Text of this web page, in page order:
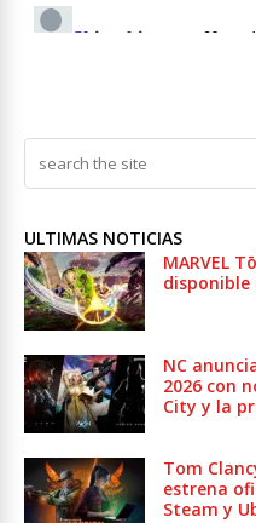
ULTIMAS NOTICIAS
MARVEL
disponible
NC
2026 con
City y la
Tom
estrena
Steam y